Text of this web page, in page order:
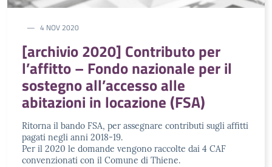
4 NOV 2020
[archivio 2020] Contributo per
l’affitto – Fondo nazionale per il
sostegno all’accesso alle
abitazioni in locazione (FSA)
Ritorna il bando FSA, per assegnare contributi sugli affitti
pagati negli anni 2018-19.
Per il 2020 le domande vengono raccolte dai 4 CAF
convenzionati con il Comune di Thiene.